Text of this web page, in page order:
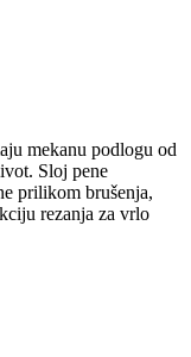
mekanu podlogu od
Sloj pene
prilikom brušenja,
rezanja za vrlo